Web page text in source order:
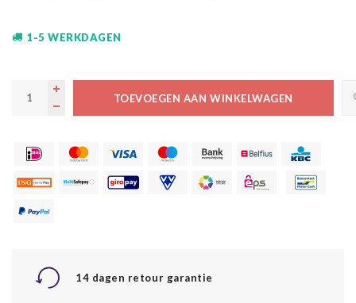
1-5 WERKDAGEN
TOEVOEGEN AAN WINKELWAGEN
14 dagen retour garantie